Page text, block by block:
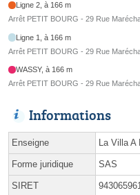
Ligne 2, à 166 m
Arrêt PETIT BOURG - 29 Rue
Ligne 1, à 166 m
Arrêt PETIT BOURG - 29 Rue
WASSY, à 166 m
Arrêt PETIT BOURG - 29 Rue
Informations
Enseigne La Villa A
Forme juridique SAS
SIRET